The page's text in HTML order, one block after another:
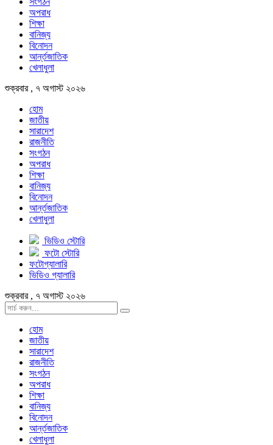
অপরাধ
শিক্ষা
বানিজ্য
বিনোদন
আর্ন্তজাতিক
খেলাধুলা
শুক্রবার , ৭ অগাস্ট ২০২৬
হোম
জাতীয়
সারাদেশ
রাজনীতি
সংগঠন
অপরাধ
শিক্ষা
বানিজ্য
বিনোদন
আর্ন্তজাতিক
খেলাধুলা
ভিডিও স্টোরি
ফটো স্টোরি
ফটোগ্যালারি
ভিডিও গ্যালারি
শুক্রবার , ৭ অগাস্ট ২০২৬
হোম
জাতীয়
সারাদেশ
রাজনীতি
সংগঠন
অপরাধ
শিক্ষা
বানিজ্য
বিনোদন
আর্ন্তজাতিক
খেলাধুলা